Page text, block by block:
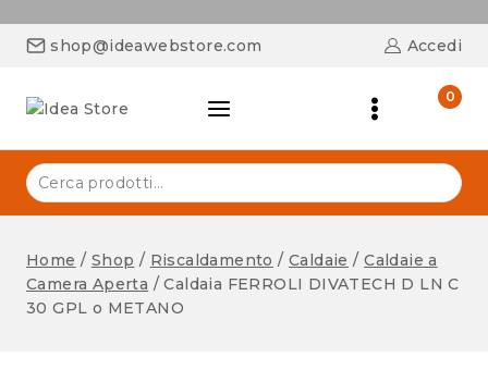
shop@ideawebstore.com Accedi
0
Home / Shop / Riscaldamento / Caldaie / Caldaie a
Camera Aperta / Caldaia FERROLI DIVATECH D LN C
30 GPL o METANO